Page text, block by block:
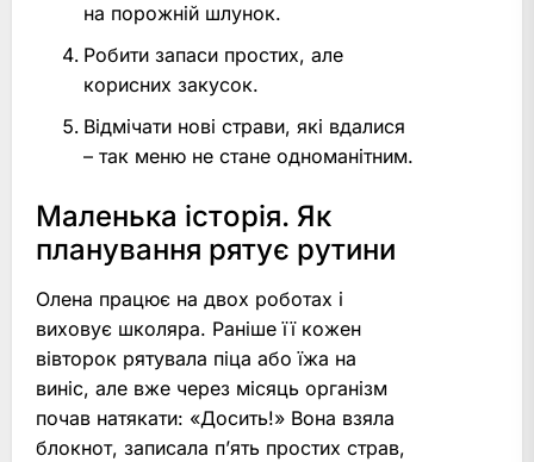
на порожній шлунок.
Робити запаси простих, але
корисних закусок.
Відмічати нові страви, які вдалися
– так меню не стане одноманітним.
Маленька історія. Як
планування рятує рутини
Олена працює на двох роботах і
виховує школяра. Раніше її кожен
вівторок рятувала піца або їжа на
виніс, але вже через місяць організм
почав натякати: «Досить!» Вона взяла
блокнот, записала п’ять простих страв,